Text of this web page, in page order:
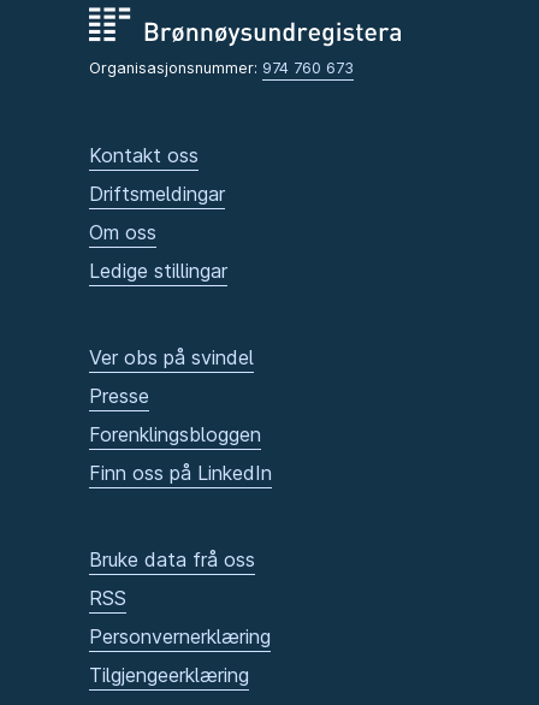
Organisasjonsnummer: 974 760 673
Kontakt oss
Driftsmeldingar
Om oss
Ledige stillingar
Ver obs på svindel
Presse
Forenklingsbloggen
Finn oss på LinkedIn
Bruke data frå oss
RSS
Personvernerklæring
Tilgjengeerklæring